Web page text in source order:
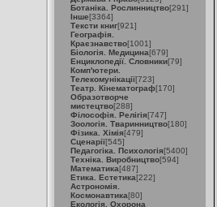
Ботаніка. Рослинництво[291]
Інше[3364]
Тексти книг[921]
Географія.
Краєзнавство[1001]
Біологія. Медицина[679]
Енциклопедії. Словники[79]
Комп'ютери.
Телекомунікації[723]
Театр. Кінематограф[170]
Образотворче
мистецтво[288]
Філософія. Релігія[747]
Зоологія. Тваринництво[180]
Фізика. Хімія[479]
Сценарії[545]
Педагогіка. Психологія[5400]
Техніка. Виробництво[594]
Математика[487]
Етика. Естетика[222]
Астрономія.
Космонавтика[80]
Екологія. Охорона